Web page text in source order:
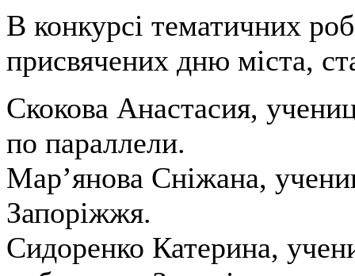
В конкурсі тематичних
присвячених дню міста,
Скокова Анастасия,
по параллели.
Мар’янова Сніжана,
Запоріжжя.
Сидоренко Катерина,